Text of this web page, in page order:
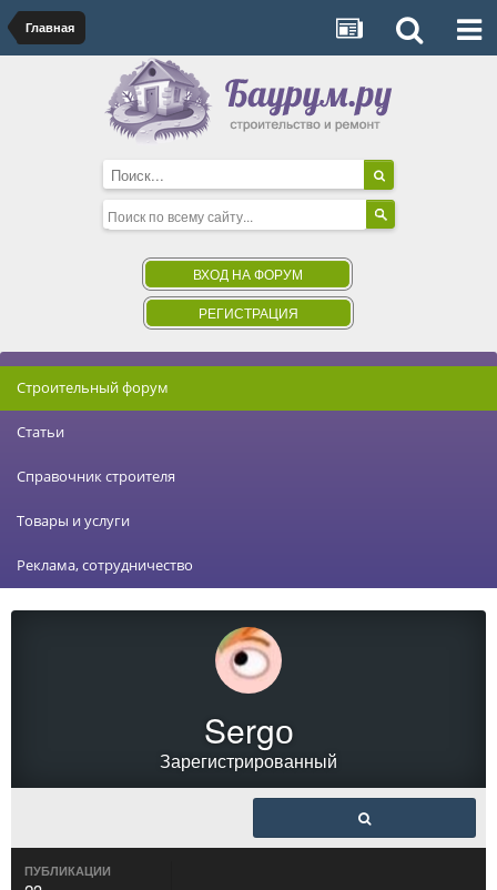
Главная
ВХОД НА ФОРУМ
РЕГИСТРАЦИЯ
Строительный форум
Статьи
Справочник строителя
Товары и услуги
Реклама, сотрудничество
Sergо
Зарегистрированный
ПУБЛИКАЦИИ